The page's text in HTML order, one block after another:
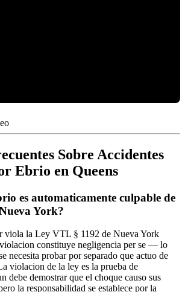
Sobre Accidentes
Ebrio en Queens
es automaticamente culpable de
York?
viola la Ley VTL § 1192 de Nueva York
constituye negligencia per se — lo
necesita probar por separado que actuo de
violacion de la ley es la prueba de
debe demostrar que el choque causo sus
la responsabilidad se establece por la